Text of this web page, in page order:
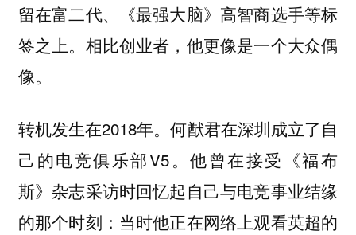
留在富二代、《最强大脑》高智商选手等标
签之上。相比创业者，他更像是一个大众偶
像。
转机发生在2018年。何猷君在深圳成立了自
己的电竞俱乐部V5。他曾在接受《福布
斯》杂志采访时回忆起自己与电竞事业结缘
的那个时刻：当时他正在网络上观看英超的